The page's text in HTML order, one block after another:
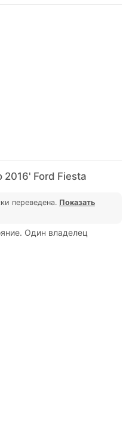
Ford Fiesta
переведена. Показать
Один владелец